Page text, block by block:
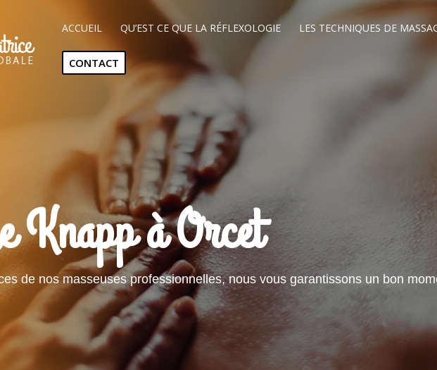
ACCUEIL QU’EST CE QUE LA RÉFLEXOLOGIE LES TECHNIQUES DE
CONTACT
Knapp à Orcet
de nos masseuses professionnelles, nous vous garantissons un bon